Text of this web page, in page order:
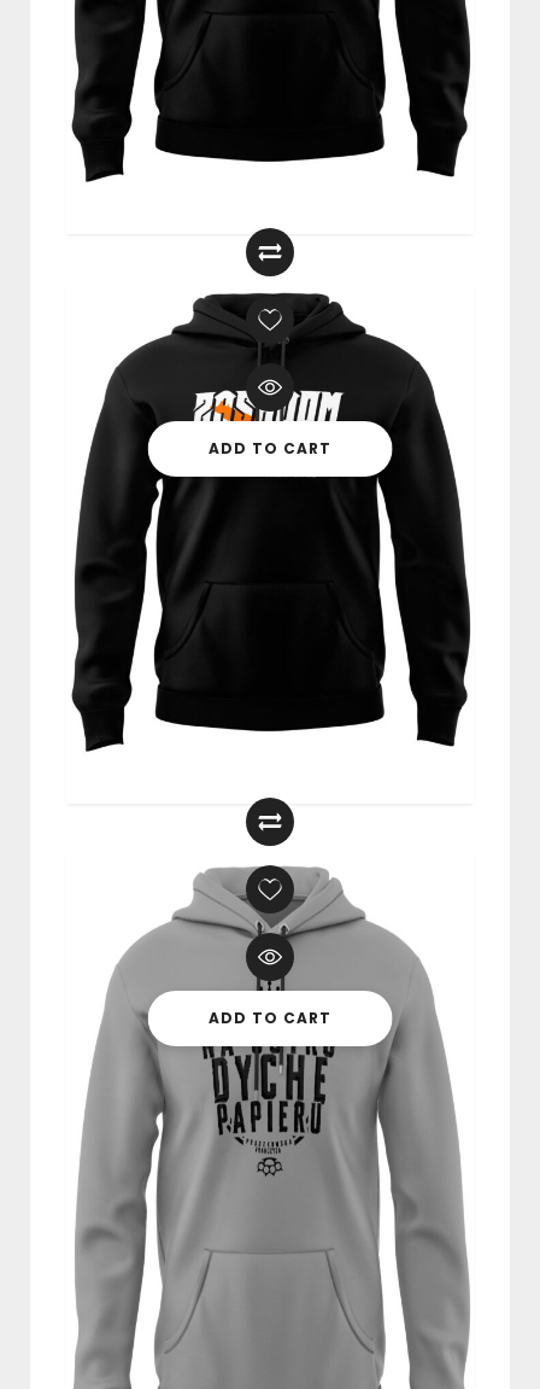
Bluza “The World Is Yours” CZARNA
249,00
ADD TO CART
Bluza “Zasadom Wierny” CZARNA
249,00
ADD TO CART
BLUZA Z KAPTUREM “NA JUTRO
DYCHĘ PAPIERU” BIAŁA
249,00